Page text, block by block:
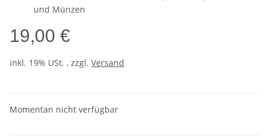
und Münzen
19,00 €
inkl. 19% USt. , zzgl. Versand
Momentan nicht verfügbar